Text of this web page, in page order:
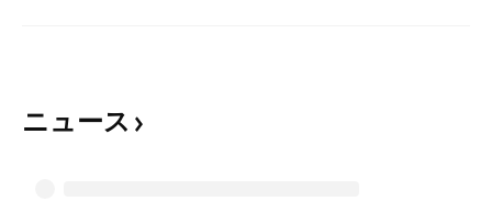
ニュース